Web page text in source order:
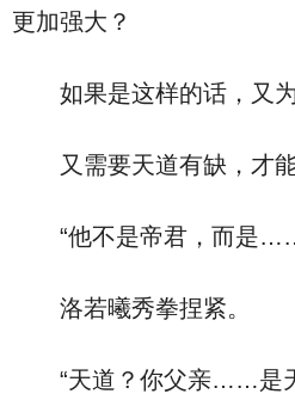
更加强大？
如果是这样的话，又为
又需要天道有缺，才能
“他不是帝君，而是
洛若曦秀拳捏紧。
“天道？你父亲……是天